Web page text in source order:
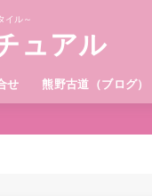
イル～
ュアル
せ 熊野古道（ブログ）